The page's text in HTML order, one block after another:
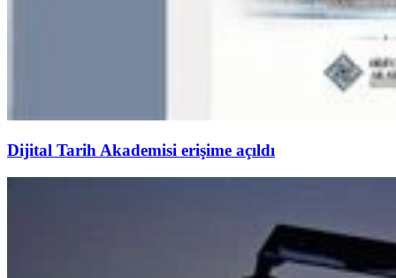
Dijital Tarih Akademisi erişime açıldı